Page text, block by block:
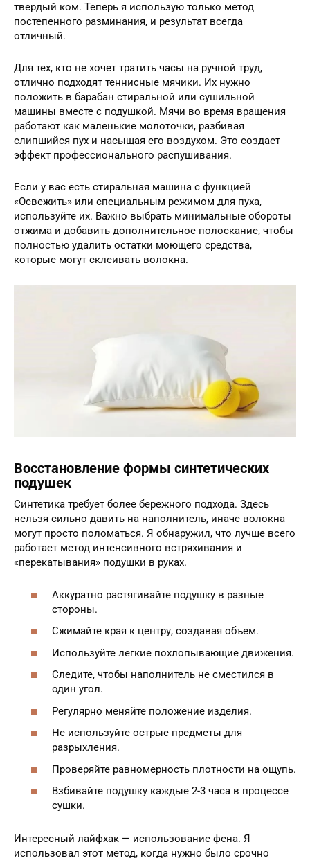
твердый ком. Теперь я использую только метод
постепенного разминания, и результат всегда
отличный.
Для тех, кто не хочет тратить часы на ручной труд,
отлично подходят теннисные мячики. Их нужно
положить в барабан стиральной или сушильной
машины вместе с подушкой. Мячи во время вращения
работают как маленькие молоточки, разбивая
слипшийся пух и насыщая его воздухом. Это создает
эффект профессионального распушивания.
Если у вас есть стиральная машина с функцией
«Освежить» или специальным режимом для пуха,
используйте их. Важно выбрать минимальные обороты
отжима и добавить дополнительное полоскание, чтобы
полностью удалить остатки моющего средства,
которые могут склеивать волокна.
Восстановление формы синтетических
подушек
Синтетика требует более бережного подхода. Здесь
нельзя сильно давить на наполнитель, иначе волокна
могут просто поломаться. Я обнаружил, что лучше всего
работает метод интенсивного встряхивания и
«перекатывания» подушки в руках.
Аккуратно растягивайте подушку в разные
стороны.
Сжимайте края к центру, создавая объем.
Используйте легкие похлопывающие движения.
Следите, чтобы наполнитель не сместился в
один угол.
Регулярно меняйте положение изделия.
Не используйте острые предметы для
разрыхления.
Проверяйте равномерность плотности на ощупь.
Взбивайте подушку каждые 2-3 часа в процессе
сушки.
Интересный лайфхак — использование фена. Я
использовал этот метод, когда нужно было срочно